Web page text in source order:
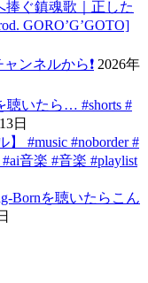
捧ぐ鎮魂歌｜正した
GORO’G’GOTO]
ンネルから❗️ 2026年
聴いたら… #shorts #
日
#music #noborder #
音楽 #音楽 #playlist
Bornを聴いたらこん